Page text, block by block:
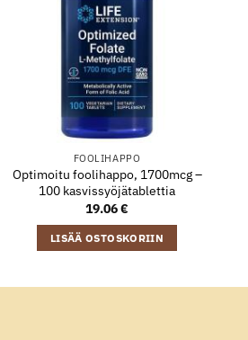
FOOLIHAPPO
Optimoitu foolihappo, 1700mcg –
100 kasvissyöjätablettia
19.06€
LISÄÄ OSTOSKORIIN